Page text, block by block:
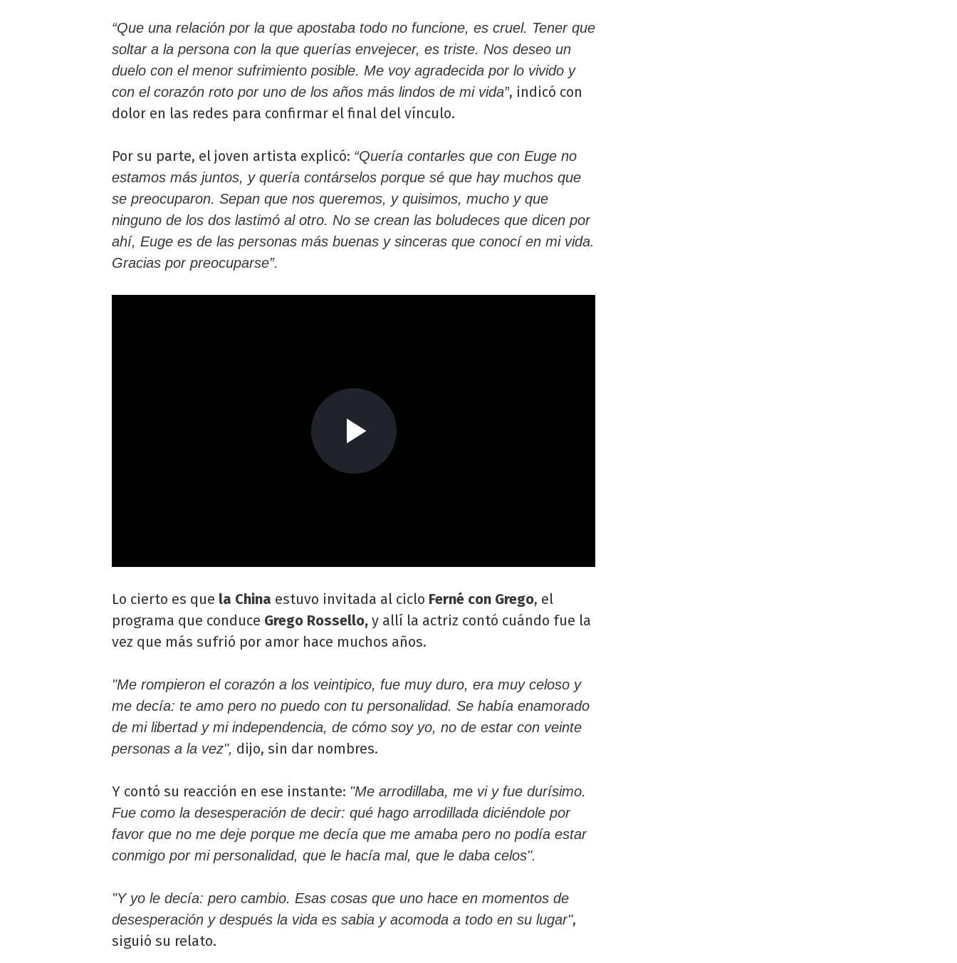
“Que una relación por la que apostaba todo no funcione, es cruel. Tener que
soltar a la persona con la que querías envejecer, es triste. Nos deseo un
duelo con el menor sufrimiento posible. Me voy agradecida por lo vivido y
con el corazón roto por uno de los años más lindos de mi vida”, indicó con
dolor en las redes para confirmar el final del vínculo.
Por su parte, el joven artista explicó: “Quería contarles que con Euge no
estamos más juntos, y quería contárselos porque sé que hay muchos que
se preocuparon. Sepan que nos queremos, y quisimos, mucho y que
ninguno de los dos lastimó al otro. No se crean las boludeces que dicen por
ahí, Euge es de las personas más buenas y sinceras que conocí en mi vida.
Gracias por preocuparse”.
Lo cierto es que la China estuvo invitada al ciclo Ferné con Grego, el
programa que conduce Grego Rossello, y allí la actriz contó cuándo fue la
vez que más sufrió por amor hace muchos años.
"Me rompieron el corazón a los veintipico, fue muy duro, era muy celoso y
me decía: te amo pero no puedo con tu personalidad. Se había enamorado
de mi libertad y mi independencia, de cómo soy yo, no de estar con veinte
personas a la vez", dijo, sin dar nombres.
Y contó su reacción en ese instante: "Me arrodillaba, me vi y fue durísimo.
Fue como la desesperación de decir: qué hago arrodillada diciéndole por
favor que no me deje porque me decía que me amaba pero no podía estar
conmigo por mi personalidad, que le hacía mal, que le daba celos".
"Y yo le decía: pero cambio. Esas cosas que uno hace en momentos de
desesperación y después la vida es sabia y acomoda a todo en su lugar",
siguió su relato.